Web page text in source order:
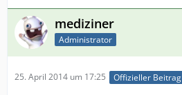
mediziner
Administrator
25. April 2014 um 17:25 Offizieller Beitrag